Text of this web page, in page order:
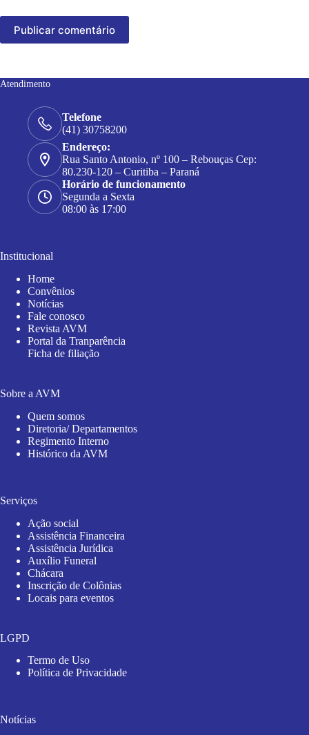
Publicar comentário
Atendimento
Telefone
(41) 30758200
Endereço:
Rua Santo Antonio, nº 100 – Rebouças Cep:
80.230-120 – Curitiba – Paraná
Horário de funcionamento
Segunda a Sexta
08:00 às 17:00
Institucional
Home
Convênios
Notícias
Fale conosco
Revista AVM
Portal da Tranparência
Ficha de filiação
Sobre a AVM
Quem somos
Diretoria/ Departamentos
Regimento Interno
Histórico da AVM
Serviços
Ação social
Assistência Financeira
Assistência Jurídica
Auxílio Funeral
Chácara
Inscrição de Colônias
Locais para eventos
LGPD
Termo de Uso
Política de Privacidade
Notícias